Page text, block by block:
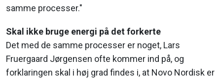
samme processer."
Skal ikke bruge energi på det forkerte
Det med de samme processer er noget, Lars
Fruergaard Jørgensen ofte kommer ind på, og
forklaringen skal i høj grad findes i, at Novo Nordisk er